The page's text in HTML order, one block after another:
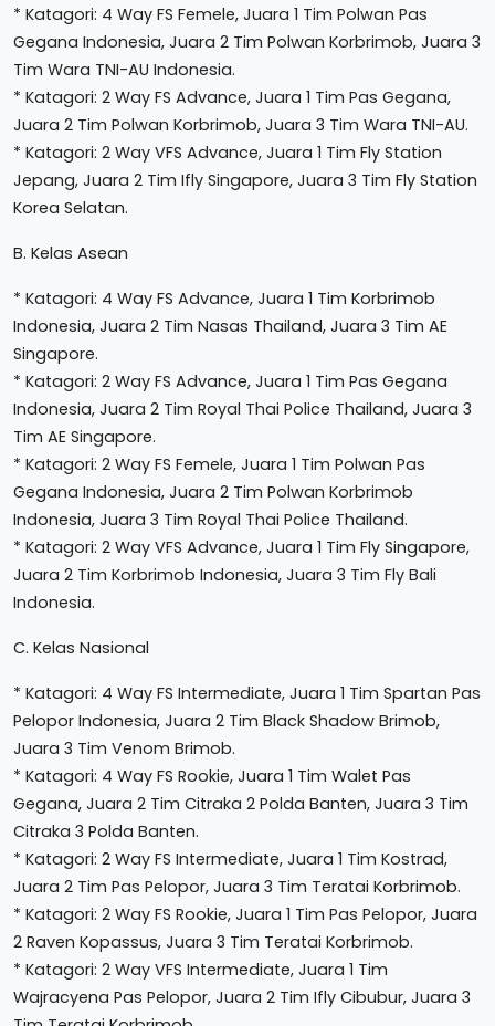
* Katagori: 4 Way FS Femele, Juara 1 Tim Polwan Pas
Gegana Indonesia, Juara 2 Tim Polwan Korbrimob, Juara 3
Tim Wara TNI-AU Indonesia.
* Katagori: 2 Way FS Advance, Juara 1 Tim Pas Gegana,
Juara 2 Tim Polwan Korbrimob, Juara 3 Tim Wara TNI-AU.
* Katagori: 2 Way VFS Advance, Juara 1 Tim Fly Station
Jepang, Juara 2 Tim Ifly Singapore, Juara 3 Tim Fly Station
Korea Selatan.
B. Kelas Asean
* Katagori: 4 Way FS Advance, Juara 1 Tim Korbrimob
Indonesia, Juara 2 Tim Nasas Thailand, Juara 3 Tim AE
Singapore.
* Katagori: 2 Way FS Advance, Juara 1 Tim Pas Gegana
Indonesia, Juara 2 Tim Royal Thai Police Thailand, Juara 3
Tim AE Singapore.
* Katagori: 2 Way FS Femele, Juara 1 Tim Polwan Pas
Gegana Indonesia, Juara 2 Tim Polwan Korbrimob
Indonesia, Juara 3 Tim Royal Thai Police Thailand.
* Katagori: 2 Way VFS Advance, Juara 1 Tim Fly Singapore,
Juara 2 Tim Korbrimob Indonesia, Juara 3 Tim Fly Bali
Indonesia.
C. Kelas Nasional
* Katagori: 4 Way FS Intermediate, Juara 1 Tim Spartan Pas
Pelopor Indonesia, Juara 2 Tim Black Shadow Brimob,
Juara 3 Tim Venom Brimob.
* Katagori: 4 Way FS Rookie, Juara 1 Tim Walet Pas
Gegana, Juara 2 Tim Citraka 2 Polda Banten, Juara 3 Tim
Citraka 3 Polda Banten.
* Katagori: 2 Way FS Intermediate, Juara 1 Tim Kostrad,
Juara 2 Tim Pas Pelopor, Juara 3 Tim Teratai Korbrimob.
* Katagori: 2 Way FS Rookie, Juara 1 Tim Pas Pelopor, Juara
2 Raven Kopassus, Juara 3 Tim Teratai Korbrimob.
* Katagori: 2 Way VFS Intermediate, Juara 1 Tim
Wajracyena Pas Pelopor, Juara 2 Tim Ifly Cibubur, Juara 3